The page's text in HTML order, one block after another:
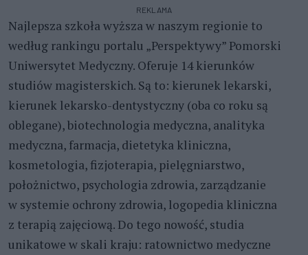
REKLAMA
Najlepsza szkoła wyższa w naszym regionie to
według rankingu portalu „Perspektywy” Pomorski
Uniwersytet Medyczny. Oferuje 14 kierunków
studiów magisterskich. Są to: kierunek lekarski,
kierunek lekarsko-dentystyczny (oba co roku są
oblegane), biotechnologia medyczna, analityka
medyczna, farmacja, dietetyka kliniczna,
kosmetologia, fizjoterapia, pielęgniarstwo,
położnictwo, psychologia zdrowia, zarządzanie
w systemie ochrony zdrowia, logopedia kliniczna
z terapią zajęciową. Do tego nowość, studia
unikatowe w skali kraju: ratownictwo medyczne